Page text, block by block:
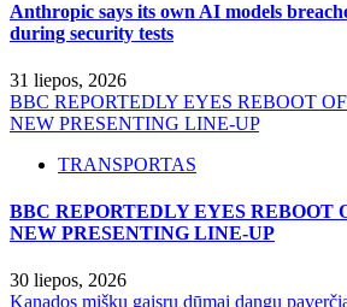
Anthropic says its own AI models
during security tests
31 liepos, 2026
BBC REPORTEDLY EYES REBOOT
NEW PRESENTING LINE-UP
TRANSPORTAS
BBC REPORTEDLY EYES REBOOT
NEW PRESENTING LINE-UP
30 liepos, 2026
Kanados miškų gaisrų dūmai dangų